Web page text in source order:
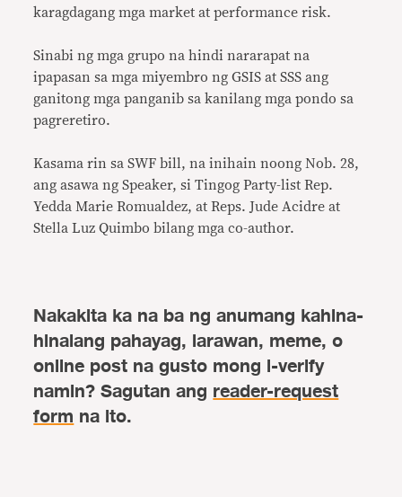
karagdagang mga market at performance risk.
Sinabi ng mga grupo na hindi nararapat na
ipapasan sa mga miyembro ng GSIS at SSS ang
ganitong mga panganib sa kanilang mga pondo sa
pagreretiro.
Kasama rin sa SWF bill, na inihain noong Nob. 28,
ang asawa ng Speaker, si Tingog Party-list Rep.
Yedda Marie Romualdez, at Reps. Jude Acidre at
Stella Luz Quimbo bilang mga co-author.
Nakakita ka na ba ng anumang kahina-
hinalang pahayag, larawan, meme, o
online post na gusto mong i-verify
namin? Sagutan angreader-request
formna ito.